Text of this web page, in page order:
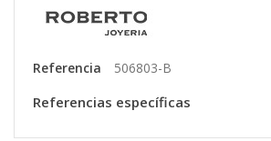
Referencia 506803-B
Referencias específicas